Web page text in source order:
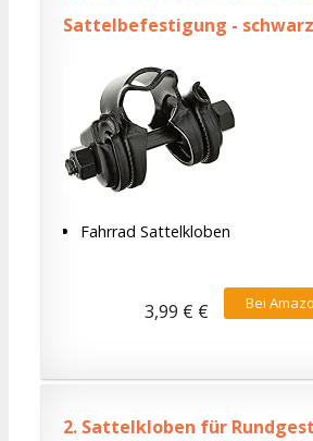
Sattelbefestigung - schwarz
Fahrrad Sattelkloben
Bei
3,99 € €
2. Sattelkloben für